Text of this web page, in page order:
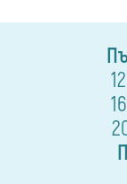
12
16